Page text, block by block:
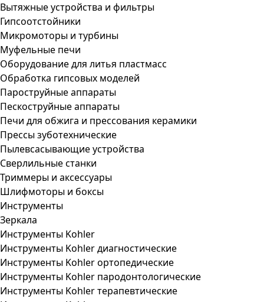
Вытяжные устройства и фильтры
Гипсоотстойники
Микромоторы и турбины
Муфельные печи
Оборудование для литья пластмасс
Обработка гипсовых моделей
Пароструйные аппараты
Пескоструйные аппараты
Печи для обжига и прессования керамики
Прессы зуботехнические
Пылевсасывающие устройства
Сверлильные станки
Триммеры и аксессуары
Шлифмоторы и боксы
Инструменты
Зеркала
Инструменты Kohler
Инструменты Kohler диагностические
Инструменты Kohler ортопедические
Инструменты Kohler пародонтологические
Инструменты Kohler терапевтические